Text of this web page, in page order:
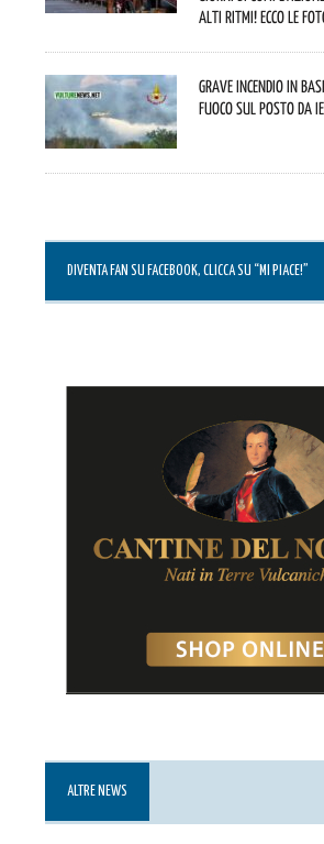
alti ritmi! Ecco le
Grave incendio in
fuoco sul posto da
DIVENTA FAN SU FACEBOOK, CLICCA SU “MI PIACE!”
ALTRE NEWS